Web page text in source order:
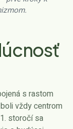
s rastom
vždy centrom
storočí sa